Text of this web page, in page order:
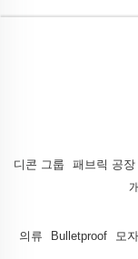
디콘 그룹 패브릭 공장
의류 Bulletproof 모자